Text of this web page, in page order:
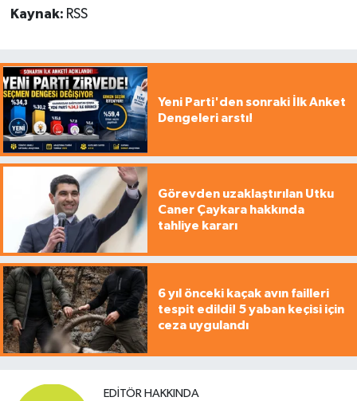
Kaynak: RSS
Yeni Parti'den sonraki İlk Anket
Dengeleri arstı!
Görevden uzaklaştırılan Utku
Caner Çaykara hakkında
tahliye kararı
6 yıl önceki kaçak avın failleri
tespit edildi! 5 yaban keçisi için
ceza uygulandı
EDITÖR HAKKINDA